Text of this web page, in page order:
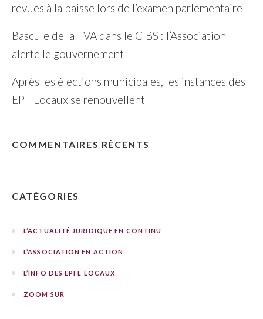
revues à la baisse lors de l’examen parlementaire
Bascule de la TVA dans le CIBS : l’Association
alerte le gouvernement
Après les élections municipales, les instances des
EPF Locaux se renouvellent
COMMENTAIRES RÉCENTS
CATÉGORIES
L’ACTUALITÉ JURIDIQUE EN CONTINU
L’ASSOCIATION EN ACTION
L’INFO DES EPFL LOCAUX
ZOOM SUR